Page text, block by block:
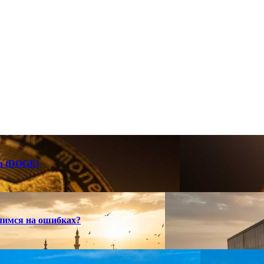
(DOGE)
на ошибках?